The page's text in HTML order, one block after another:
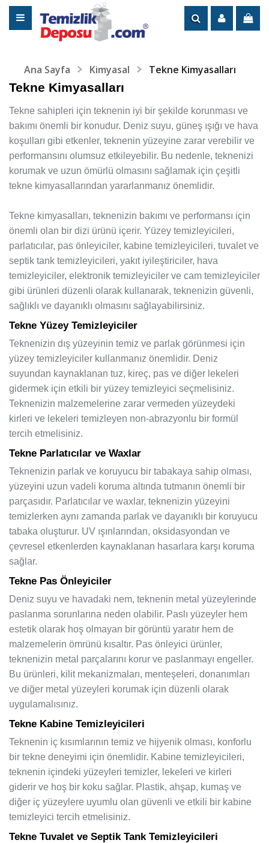
Ana Sayfa Kimyasal Tekne Kimyasalları
Tekne Kimyasalları
Tekne sahipleri için teknenin iyi bir şekilde korunması ve
bakımı önemli bir konudur. Deniz suyu, güneş ışığı ve hava
koşulları gibi etkenler, teknenin yüzeyine zarar verebilir ve
performansını olumsuz etkileyebilir. Bu nedenle, teknenizi
korumak ve uzun ömürlü olmasını sağlamak için çeşitli
tekne kimyasallarından yararlanmanız önemlidir.
Tekne kimyasalları, teknenizin bakımı ve performansı için
önemli olan bir dizi ürünü içerir. Yüzey temizleyicileri,
parlatıcılar, pas önleyiciler, kabine temizleyicileri, tuvalet ve
septik tank temizleyicileri, yakıt iyileştiriciler, hava
temizleyiciler, elektronik temizleyiciler ve cam temizleyiciler
gibi ürünleri düzenli olarak kullanarak, teknenizin güvenli,
sağlıklı ve dayanıklı olmasını sağlayabilirsiniz.
Tekne Yüzey Temizleyiciler
Teknenizin dış yüzeyinin temiz ve parlak görünmesi için
yüzey temizleyiciler kullanmanız önemlidir. Deniz
suyundan kaynaklanan tuz, kireç, pas ve diğer lekeleri
gidermek için etkili bir yüzey temizleyici seçmelisiniz.
Teknenizin malzemelerine zarar vermeden yüzeydeki
kirleri ve lekeleri temizleyen non-abrazyonlu bir formül
tercih etmelisiniz.
Tekne Parlatıcılar ve Waxlar
Teknenizin parlak ve koruyucu bir tabakaya sahip olması,
yüzeyini uzun vadeli koruma altında tutmanın önemli bir
parçasıdır. Parlatıcılar ve waxlar, teknenizin yüzeyini
temizlerken aynı zamanda parlak ve dayanıklı bir koruyucu
tabaka oluşturur. UV ışınlarından, oksidasyondan ve
çevresel etkenlerden kaynaklanan hasarlara karşı koruma
sağlar.
Tekne Pas Önleyiciler
Deniz suyu ve havadaki nem, teknenin metal yüzeylerinde
paslanma sorunlarına neden olabilir. Paslı yüzeyler hem
estetik olarak hoş olmayan bir görüntü yaratır hem de
malzemelerin ömrünü kısaltır. Pas önleyici ürünler,
teknenizin metal parçalarını korur ve paslanmayı engeller.
Bu ürünleri, kilit mekanizmaları, menteşeleri, donanımları
ve diğer metal yüzeyleri korumak için düzenli olarak
uygulamalısınız.
Tekne Kabine Temizleyicileri
Teknenin iç kısımlarının temiz ve hijyenik olması, konforlu
bir tekne deneyimi için önemlidir. Kabine temizleyicileri,
teknenin içindeki yüzeyleri temizler, lekeleri ve kirleri
giderir ve hoş bir koku sağlar. Plastik, ahşap, kumaş ve
diğer iç yüzeylere uyumlu olan güvenli ve etkili bir kabine
temizleyici tercih etmelisiniz.
Tekne Tuvalet ve Septik Tank Temizleyicileri